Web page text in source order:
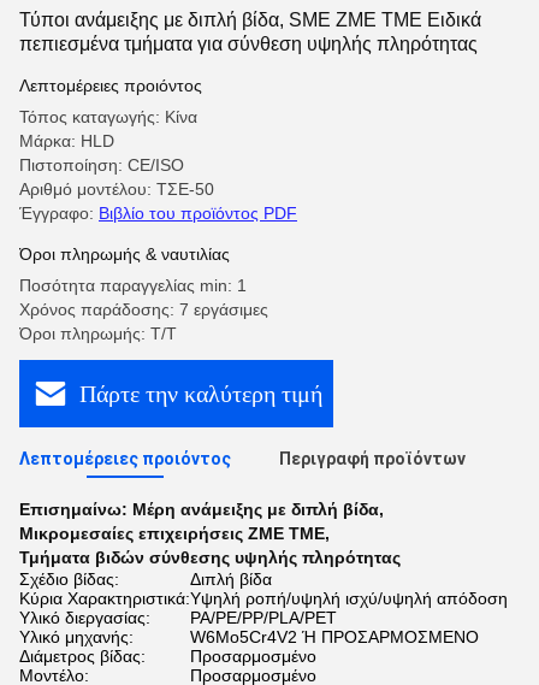
Τύποι ανάμειξης με διπλή βίδα, SME ZME TME Ειδικά
πεπιεσμένα τμήματα για σύνθεση υψηλής πληρότητας
Λεπτομέρειες προιόντος
Τόπος καταγωγής: Κίνα
Μάρκα: HLD
Πιστοποίηση: CE/ISO
Αριθμό μοντέλου: ΤΣΕ-50
Έγγραφο: Βιβλίο του προϊόντος PDF
Όροι πληρωμής & ναυτιλίας
Ποσότητα παραγγελίας min: 1
Χρόνος παράδοσης: 7 εργάσιμες
Όροι πληρωμής: T/T
Πάρτε την καλύτερη τιμή
Λεπτομέρειες προιόντος Περιγραφή προϊόντων
Επισημαίνω: Μέρη ανάμειξης με διπλή βίδα,
Μικρομεσαίες επιχειρήσεις ZME TME,
Τμήματα βιδών σύνθεσης υψηλής πληρότητας
Σχέδιο βίδας:
Διπλή βίδα
Κύρια Χαρακτηριστικά:Υψηλή ροπή/υψηλή ισχύ/υψηλή απόδοση
Υλικό διεργασίας:
PA/PE/PP/PLA/PET
Υλικό μηχανής:
W6Mo5Cr4V2 Ή ΠΡΟΣΑΡΜΟΣΜΕΝΟ
Διάμετρος βίδας:
Προσαρμοσμένο
Μοντέλο:
Προσαρμοσμένο